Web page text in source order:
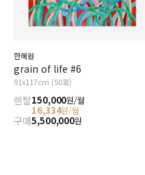
한혜원
grain of life #6
91x117cm (50호)
렌탈150,000원/월
16,334원/월
구매5,500,000원